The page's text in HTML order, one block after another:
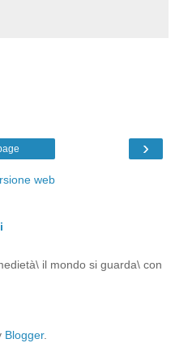
›
web
il mondo si guarda\ con
Blogger.